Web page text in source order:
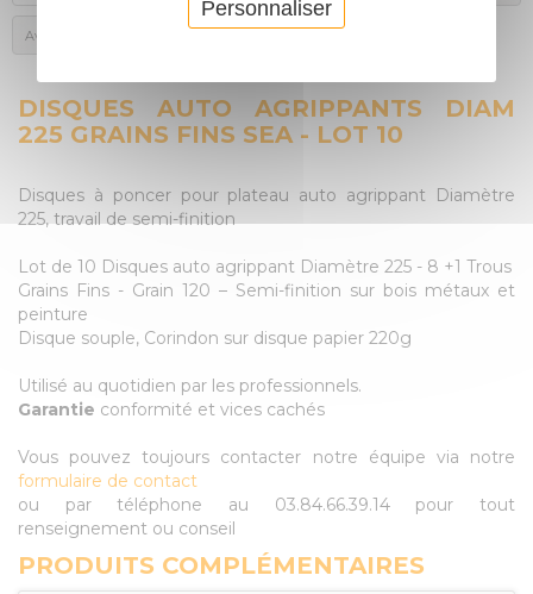
Avis des acheteurs
DISQUES AUTO AGRIPPANTS DIAM
225 GRAINS FINS SEA - LOT 10
Disques à poncer pour plateau auto agrippant Diamètre
225, travail de semi-finition
Lot de 10 Disques auto agrippant Diamètre 225 - 8 +1 Trous
Grains Fins - Grain 120 – Semi-finition sur bois métaux et
peinture
Disque souple, Corindon sur disque papier 220g
Utilisé au quotidien par les professionnels.
Garantie conformité et vices cachés
Vous pouvez toujours contacter notre équipe via notre
formulaire de contact
ou par téléphone au 03.84.66.39.14 pour tout
renseignement ou conseil
PRODUITS COMPLÉMENTAIRES
Personnaliser